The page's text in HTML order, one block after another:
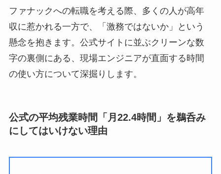
ファナックへの転職を考える際、多くの人が高年
収に惹かれる一方で、「激務ではないか」という
懸念を抱きます。公式サイトに並ぶクリーンな数
字の裏側にある、現場エンジニアが直面する時間
の使い方について深掘りします。
公式の平均残業時間「月22.4時間」を鵜呑み
にしてはいけない理由